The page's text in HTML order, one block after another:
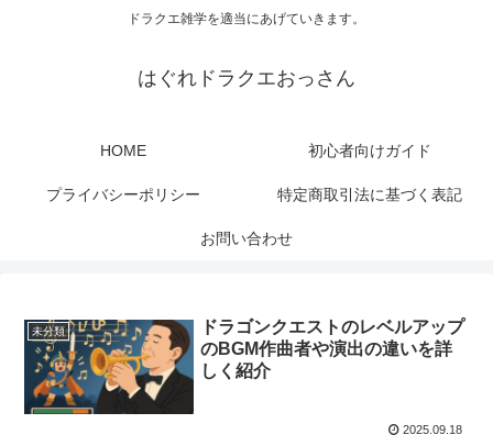
ドラクエ雑学を適当にあげていきます。
はぐれドラクエおっさん
HOME 初心者向けガイド
プライバシーポリシー 特定商取引法に基づく表記
お問い合わせ
未分類
ドラゴンクエストのレベルアップ
のBGM作曲者や演出の違いを詳
しく紹介
2025.09.18